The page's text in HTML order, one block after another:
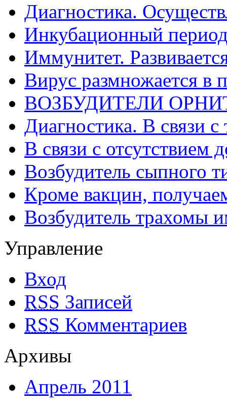
Диагностика.
Инкубационный
Иммунитет.
Вирус размножается в
ВОЗБУДИТЕЛИ
Диагностика. В связи с
В связи с отсутствием
Возбудитель сыпного
Кроме вакцин,
Возбудитель трахомы
Управление
Вход
RSS Записей
RSS Комментариев
Архивы
Апрель 2011